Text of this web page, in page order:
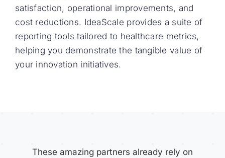
satisfaction, operational improvements, and
cost reductions. IdeaScale provides a suite of
reporting tools tailored to healthcare metrics,
helping you demonstrate the tangible value of
your innovation initiatives.
These amazing partners already rely on